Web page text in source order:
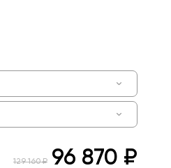
129 160 ₽ 96 870 ₽